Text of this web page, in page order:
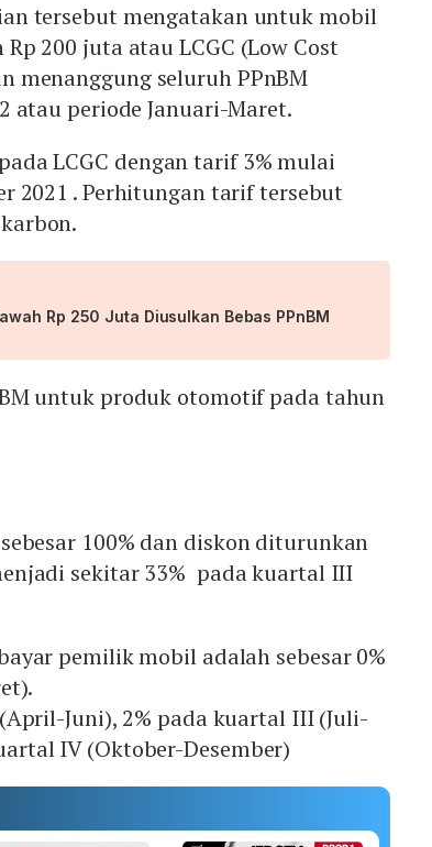
tersebut mengatakan untuk mobil
200 juta atau LCGC (Low Cost
menanggung seluruh PPnBM
atau periode Januari-Maret.
LCGC dengan tarif 3% mulai
2021 . Perhitungan tarif tersebut
Rp 250 Juta Diusulkan Bebas PPnBM
untuk produk otomotif pada tahun
100% dan diskon diturunkan
sekitar 33% pada kuartal III
pemilik mobil adalah sebesar 0%
Juni), 2% pada kuartal III (Juli-
IV (Oktober-Desember)